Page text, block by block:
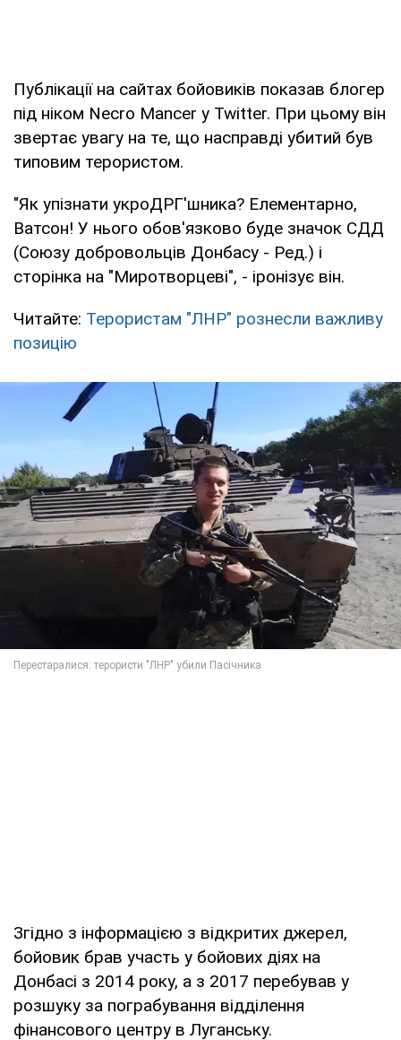
Публікації на сайтах бойовиків показав блогер
під ніком Necro Mancer у Twitter. При цьому він
звертає увагу на те, що насправді убитий був
типовим терористом.
"Як упізнати укроДРГ'шника? Елементарно,
Ватсон! У нього обов'язково буде значок СДД
(Союзу добровольців Донбасу - Ред.) і
сторінка на "Миротворцеві", - іронізує він.
Читайте: Терористам "ЛНР" рознесли важливу
позицію
Згідно з інформацією з відкритих джерел,
бойовик брав участь у бойових діях на
Донбасі з 2014 року, а з 2017 перебував у
розшуку за пограбування відділення
фінансового центру в Луганську.